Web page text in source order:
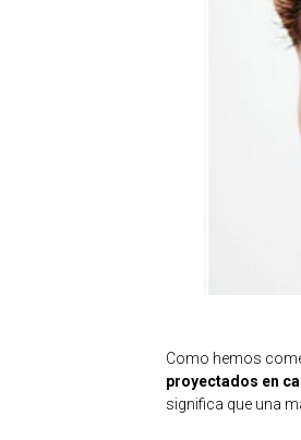
Como hemos
proyectados en
significa que una